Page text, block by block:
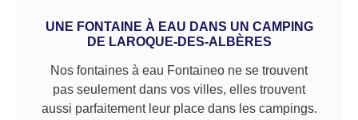
UNE FONTAINE À EAU DANS UN CAMPING
DE LAROQUE-DES-ALBÈRES
Nos fontaines à eau Fontaineo ne se trouvent
pas seulement dans vos villes, elles trouvent
aussi parfaitement leur place dans les campings.